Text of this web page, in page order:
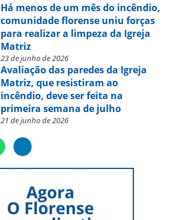
Há menos de um mês do incêndio,
comunidade florense uniu forças
para realizar a limpeza da Igreja
Matriz
23 de junho de 2026
Avaliação das paredes da Igreja
Matriz, que resistiram ao
incêndio, deve ser feita na
primeira semana de julho
21 de junho de 2026